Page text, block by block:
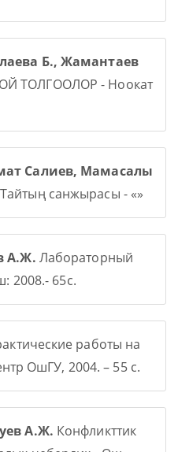
Б., Жамантаев
ТОЛГООЛОР - Ноокат
Салиев, Мамасалы
санжырасы - «»
А.Ж. Лабораторный
2008.- 65с.
работы на
ОшГУ, 2004. – 55 с.
А.Ж. Конфликттик